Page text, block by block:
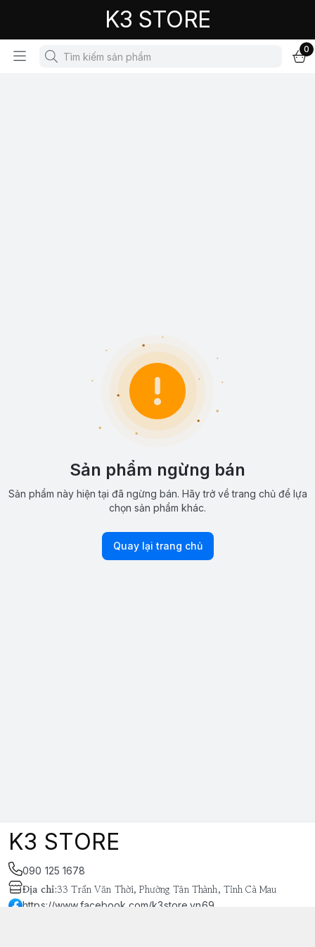
K3 STORE
0
Sản phẩm ngừng bán
Sản phẩm này hiện tại đã ngừng bán. Hãy trở về trang chủ để lựa
chọn sản phẩm khác.
Quay lại trang chủ
K3 STORE
090 125 1678
Địa chỉ:33 Trần Văn Thời, Phường Tân Thành, Tỉnh Cà Mau
https://www.facebook.com/k3store.vn69